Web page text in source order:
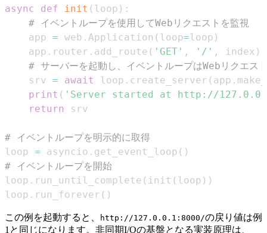
async def init ( loop ) :
# イベントループを使用してWebリクエストを監視
    app
= web . Application ( loop=loop )
    app
. router . add_route ( 'GET' , '/' , index )
# サーバーを起動し、イベントループはWebリクエス
    srv
= await loop . create_server ( app .
print ( 'Server started at http://
return
# イベントループを明示的に取得
loop = asyncio . get_event_loop ( )
# イベントループを開始
loop . run_until_complete ( init ( loop ) )
loop . run_forever ( )
この例を起動すると、 http://127.0.0.1:8000/の戻り値は例
1と同じになります。非同期I/Oの基盤となる実装原理は、